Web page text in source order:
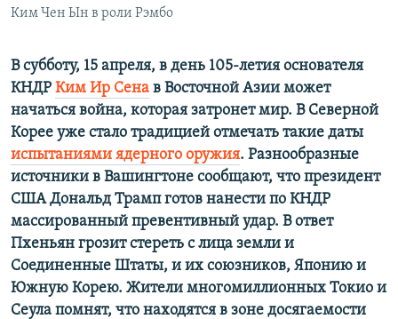
Все сайты РСЕ/РС
Ким Чен Ын в роли Рэмбо
В субботу, 15 апреля, в день 105-летия основателя
КНДР Ким Ир Сена в Восточной Азии может
начаться война, которая затронет мир. В Северной
Корее уже стало традицией отмечать такие даты
испытаниями ядерного оружия. Разнообразные
источники в Вашингтоне сообщают, что президент
США Дональд Трамп готов нанести по КНДР
массированный превентивный удар. В ответ
Пхеньян грозит стереть с лица земли и
Соединенные Штаты, и их союзников, Японию и
Южную Корею. Жители многомиллионных Токио и
Сеула помнят, что находятся в зоне досягаемости